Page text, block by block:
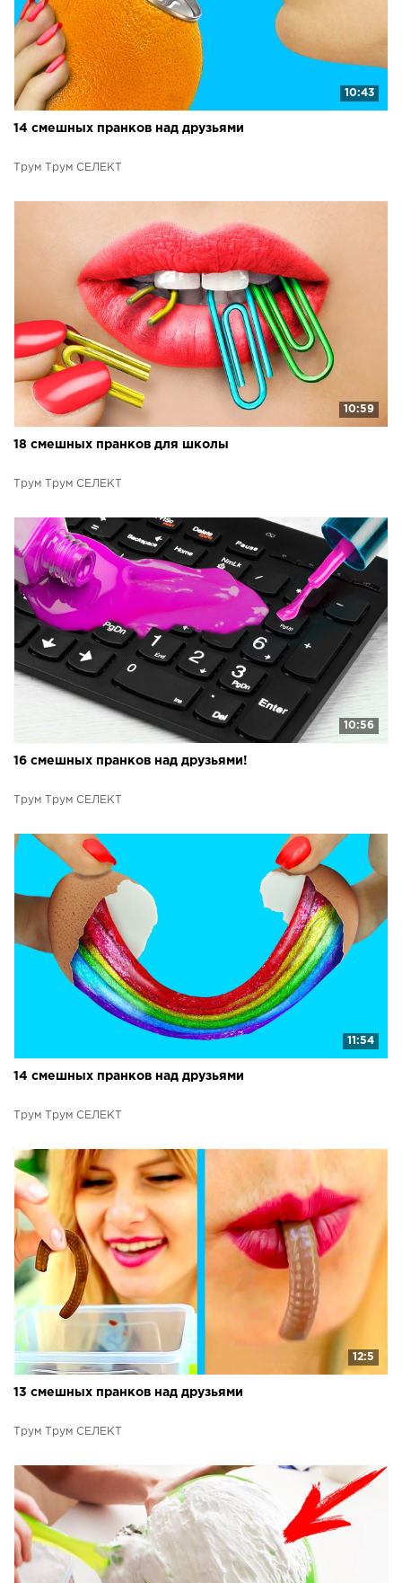
10:43
14 смешных пранков над друзьями
Трум Трум СЕЛЕКТ
10:59
18 смешных пранков для школы
Трум Трум СЕЛЕКТ
10:56
16 смешных пранков над друзьями!
Трум Трум СЕЛЕКТ
11:54
14 смешных пранков над друзьями
Трум Трум СЕЛЕКТ
12:5
13 смешных пранков над друзьями
Трум Трум СЕЛЕКТ